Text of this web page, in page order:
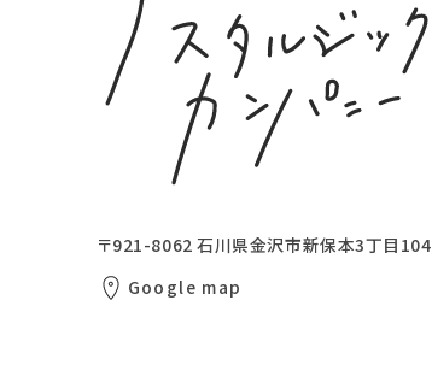
〒921-8062石川県金沢市新保本3丁目104
Google map